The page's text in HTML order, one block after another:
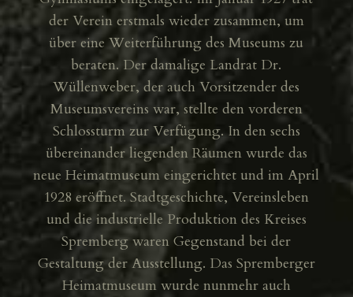
der Verein erstmals wieder zusammen, um
über eine Weiterführung des Museums zu
beraten. Der damalige Landrat Dr.
Wüllenweber, der auch Vorsitzender des
Museumsvereins war, stellte den vorderen
Schlossturm zur Verfügung. In den sechs
übereinander liegenden Räumen wurde das
neue Heimatmuseum eingerichtet und im April
1928 eröffnet. Stadtgeschichte, Vereinsleben
und die industrielle Produktion des Kreises
Spremberg waren Gegenstand bei der
Gestaltung der Ausstellung. Das Spremberger
Heimatmuseum wurde nunmehr auch